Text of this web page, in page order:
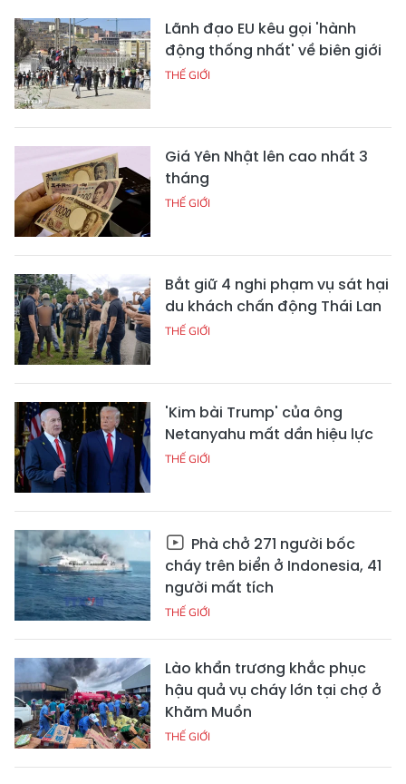
Lãnh đạo EU kêu gọi 'hành
động thống nhất' về biên giới
THẾ GIỚI
Giá Yên Nhật lên cao nhất 3
tháng
THẾ GIỚI
Bắt giữ 4 nghi phạm vụ sát hại
du khách chấn động Thái Lan
THẾ GIỚI
'Kim bài Trump' của ông
Netanyahu mất dần hiệu lực
THẾ GIỚI
Phà chở 271 người bốc
cháy trên biển ở Indonesia, 41
người mất tích
THẾ GIỚI
Lào khẩn trương khắc phục
hậu quả vụ cháy lớn tại chợ ở
Khăm Muồn
THẾ GIỚI